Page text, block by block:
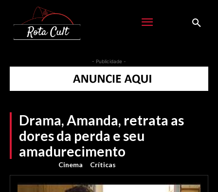
- Publicidade -
Drama, Amanda, retrata as
dores da perda e seu
amadurecimento
Cinema Críticas